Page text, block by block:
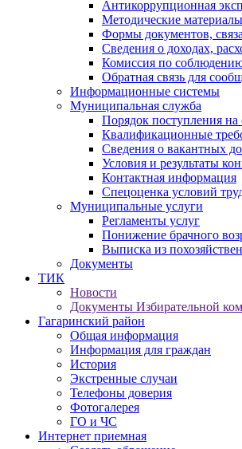
Антикоррупционная
Методические материалы
Формы документов,
Сведения о доходах,
Комиссия по
Обратная связь для
Информационные системы
Муниципальная служба
Порядок поступления на
Квалификационные
Сведения о вакантных
Условия и результаты
Контактная информация
Спецоценка условий
Муниципальные услуги
Регламенты услуг
Понижение брачного
Выписка из
Документы
ТИК
Новости
Документы Избирательной
Гагаринский район
Общая информация
Информация для граждан
История
Экстренные случаи
Телефоны доверия
Фотогалерея
ГО и ЧС
Интернет приемная